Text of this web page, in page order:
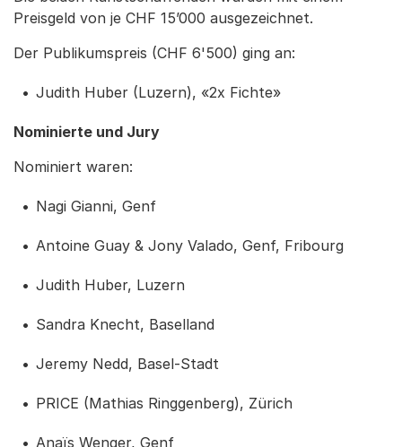
Preisgeld von je CHF 15’000 ausgezeichnet.
Der Publikumspreis (CHF 6'500) ging an:
Judith Huber (Luzern), «2x Fichte»
Nominierte und Jury
Nominiert waren:
Nagi Gianni, Genf
Antoine Guay & Jony Valado, Genf, Fribourg
Judith Huber, Luzern
Sandra Knecht, Baselland
Jeremy Nedd, Basel-Stadt
PRICE (Mathias Ringgenberg), Zürich
Anaïs Wenger, Genf